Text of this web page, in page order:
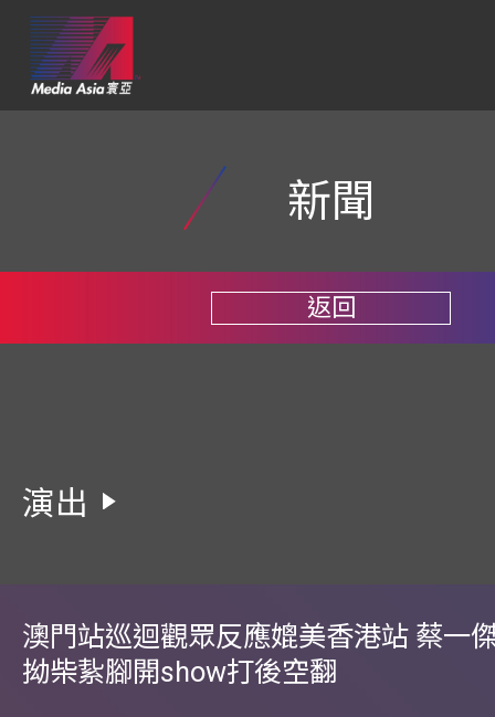
新聞
返回
演出
澳門站巡迴觀眾反應媲美香港站 蔡一
拗柴紥腳開show打後空翻